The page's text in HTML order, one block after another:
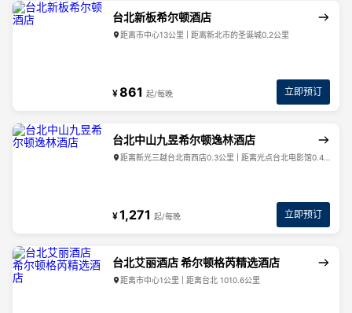
台北新板希尔顿酒店
距离市中心13公里 | 距离新北市的圣诞城0.2公里
¥861 起/每晚 立即预订
台北中山九昱希尔顿逸林酒店
¥1,271 起/每晚 立即预订
台北艾丽酒店 希尔顿格芮精选酒店
距离市中心1公里 | 距离台北 1010.6公里